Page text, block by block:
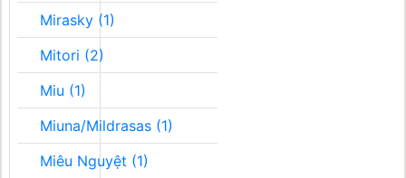
Mirasky (1)
Mitori (2)
Miu (1)
Miuna/Mildrasas (1)
Miêu Nguyệt (1)